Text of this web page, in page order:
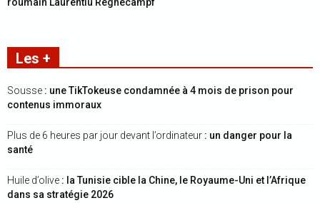
Les +
Sousse : une TikTokeuse condamnée à 4 mois de prison pour
contenus immoraux
Plus de 6 heures par jour devant l’ordinateur : un danger pour la
santé
Huile d’olive : la Tunisie cible la Chine, le Royaume-Uni et l’Afrique
dans sa stratégie 2026